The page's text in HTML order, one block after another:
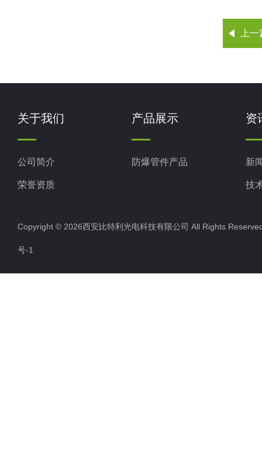
上
关于我们
公司简介
荣誉资质
产品展示
防爆管件产品
资
新
技
Copyright © 2026西安比特利光电科技有限公司 All Rights
号-1